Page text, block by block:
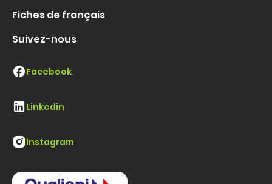
Fiches de français
Suivez-nous
Facebook
Linkedin
Instagram